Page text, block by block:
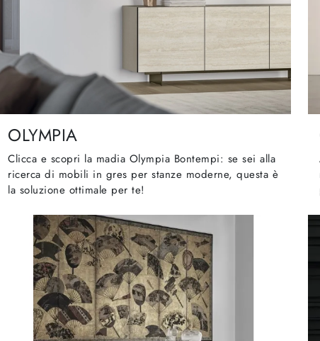
OLYMPIA
Clicca e scopri la madia Olympia Bontempi: se sei alla
ricerca di mobili in gres per stanze moderne, questa è
la soluzione ottimale per te!